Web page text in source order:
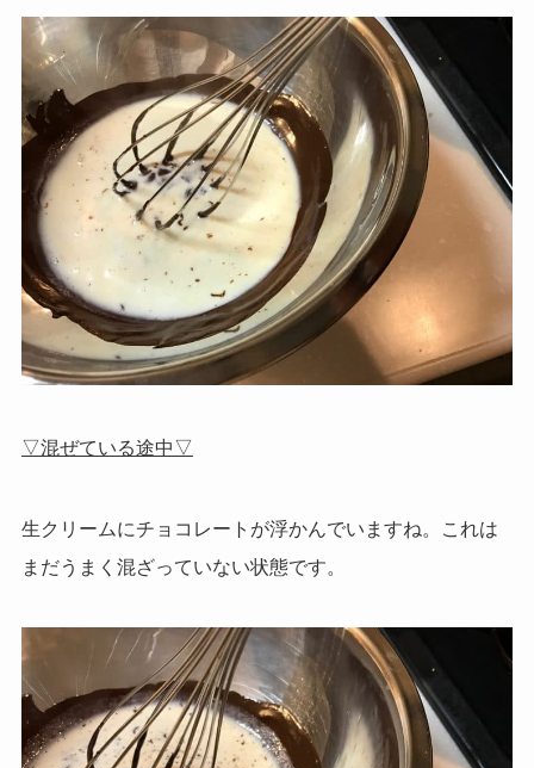
▽混ぜている途中▽
生クリームにチョコレートが浮かんでいますね。これは
まだうまく混ざっていない状態です。